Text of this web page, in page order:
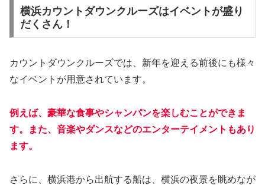
横浜カウントダウンクルーズはイベントが盛り
だくさん！
カウントダウンクルーズでは、新年を迎える前後にも様々
なイベントが用意されています。
例えば、豪華な食事やシャンパンを楽しむことができま
す。また、音楽やダンスなどのエンターテイメントもあり
ます。
さらに、横浜港から出航する船は、横浜の夜景を眺めなが